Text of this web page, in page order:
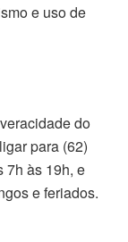
e uso de
do
para (62)
7h às 19h, e
e feriados.